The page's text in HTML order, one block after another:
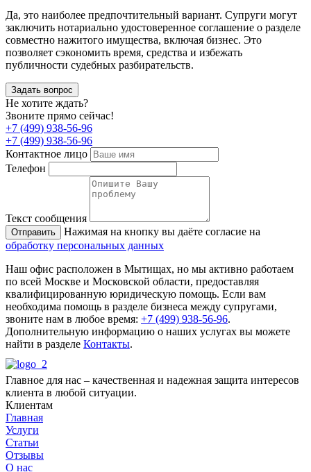
Да, это наиболее предпочтительный вариант. Супруги могут
заключить нотариально удостоверенное соглашение о разделе
совместно нажитого имущества, включая бизнес. Это
позволяет сэкономить время, средства и избежать
публичности судебных разбирательств.
Задать вопрос
Не хотите ждать?
Звоните прямо сейчас!
+7 (499) 938-56-96
+7 (499) 938-56-96
Контактное лицо
Телефон
Текст сообщения
Отправить
Нажимая на кнопку вы даёте согласие на
обработку персональных данных
Наш офис расположен в Мытищах, но мы активно работаем
по всей Москве и Московской области, предоставляя
квалифицированную юридическую помощь. Если вам
необходима помощь в разделе бизнеса между супругами,
звоните нам в любое время: +7 (499) 938-56-96.
Дополнительную информацию о наших услугах вы можете
найти в разделе Контакты.
Главное для нас – качественная и надежная защита интересов
клиента в любой ситуации.
Клиентам
Главная
Услуги
Статьи
Отзывы
О нас